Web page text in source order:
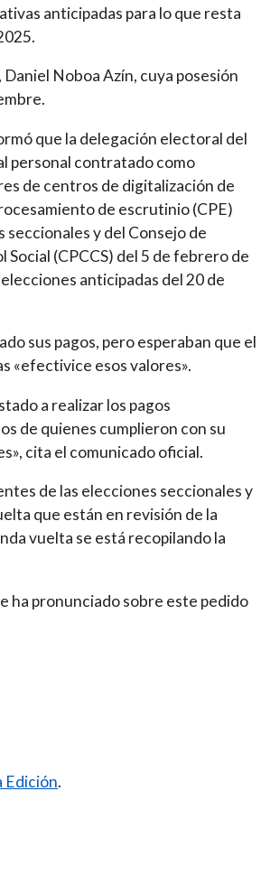
anticipadas para lo que resta
Noboa Azín, cuya posesión
que la delegación electoral del
personal contratado como
de centros de digitalización de
de escrutinio (CPE)
y del Consejo de
(CPCCS) del 5 de febrero de
anticipadas del 20 de
sus pagos, pero esperaban que el
«efectivice esos valores».
a realizar los pagos
de quienes cumplieron con su
cita el comunicado oficial.
de las elecciones seccionales y
que están en revisión de la
vuelta se está recopilando la
ha pronunciado sobre este pedido
Edición.